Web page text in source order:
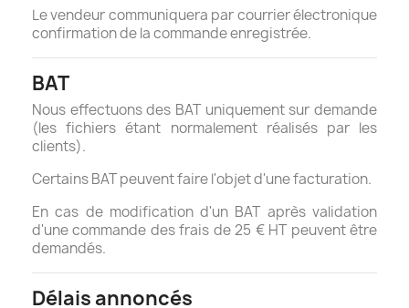
Le vendeur communiquera par courrier électronique
confirmation de la commande enregistrée.
BAT
Nous effectuons des BAT uniquement sur demande
(les fichiers étant normalement réalisés par les
clients).
Certains BAT peuvent faire l'objet d'une facturation.
En cas de modification d'un BAT après validation
d'une commande des frais de 25 € HT peuvent être
demandés.
Délais annoncés